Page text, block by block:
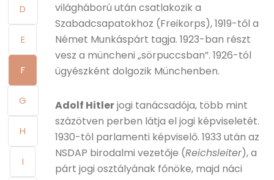
D
E
F
G
H
I
világháború után csatlakozik a
Szabadcsapatokhoz (Freikorps), 1919-től a
Német Munkáspárt tagja. 1923-ban részt
vesz a müncheni „sörpuccsban”. 1926-tól
ügyészként dolgozik Münchenben.
Adolf Hitlerjogi tanácsadója, több mint
százötven perben látja el jogi képviseletét.
1930-tól parlamenti képviselő. 1933 után az
NSDAP birodalmi vezetője (Reichsleiter), a
párt jogi osztályának főnöke, majd náci